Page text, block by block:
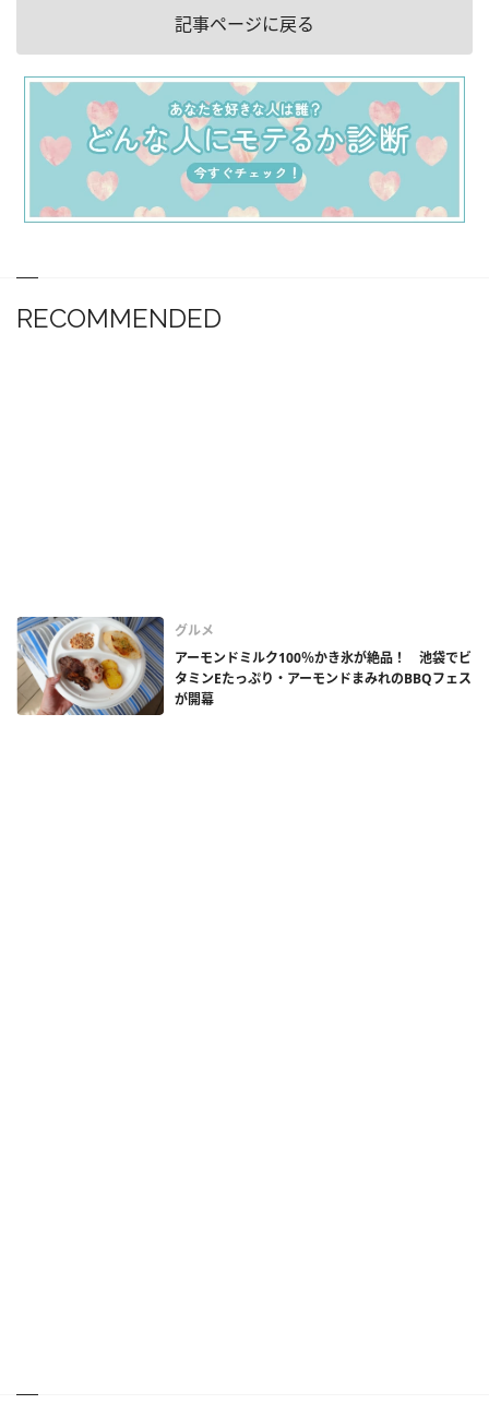
記事ページに戻る
RECOMMENDED
グルメ
アーモンドミルク100％かき氷が絶品！ 池袋でビ
タミンEたっぷり・アーモンドまみれのBBQフェス
が開幕